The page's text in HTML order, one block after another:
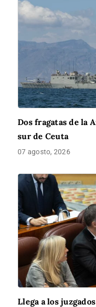
Dos fragatas de la
sur de Ceuta
07 agosto, 2026
Llega a los